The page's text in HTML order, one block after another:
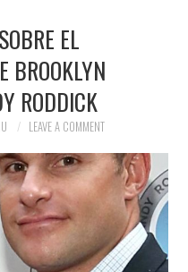
EL
BROOKLYN
RODDICK
LEAVE A COMMENT